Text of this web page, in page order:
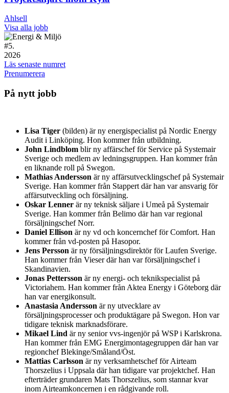
Ahlsell
Visa alla jobb
#5.
2026
Läs senaste numret
Prenumerera
På nytt jobb
Lisa Tiger (bilden) är ny energispecialist på Nordic Energy
Audit i Linköping. Hon kommer från utbildning.
John Lindblom blir ny affärschef för Service på Systemair
Sverige och medlem av ledningsgruppen. Han kommer från
en liknande roll på Swegon.
Mathias Andersson är ny affärsutvecklingschef på Systemair
Sverige. Han kommer från Stappert där han var ansvarig för
affärsutveckling och försäljning.
Oskar Lenner är ny teknisk säljare i Umeå på Systemair
Sverige. Han kommer från Belimo där han var regional
försäljningschef Norr.
Daniel Ellison är ny vd och koncernchef för Comfort. Han
kommer från vd-posten på Hasopor.
Jens Persson är ny försäljningsdirektör för Laufen Sverige.
Han kommer från Vieser där han var försäljningschef i
Skandinavien.
Jonas Pettersson är ny energi- och teknikspecialist på
Victoriahem. Han kommer från Aktea Energy i Göteborg där
han var energikonsult.
Anastasia Andersson är ny utvecklare av
försäljningsprocesser och produktägare på Swegon. Hon var
tidigare teknisk marknadsförare.
Mikael Lind är ny senior vvs-ingenjör på WSP i Karlskrona.
Han kommer från EMG Energimontagegruppen där han var
regionchef Blekinge/Småland/Öst.
Mattias Carlsson är ny verksamhetschef för Airteam
Thorszelius i Uppsala där han tidigare var projektchef. Han
efterträder grundaren Mats Thorszelius, som stannar kvar
inom Airteamkoncernen i en rådgivande roll.